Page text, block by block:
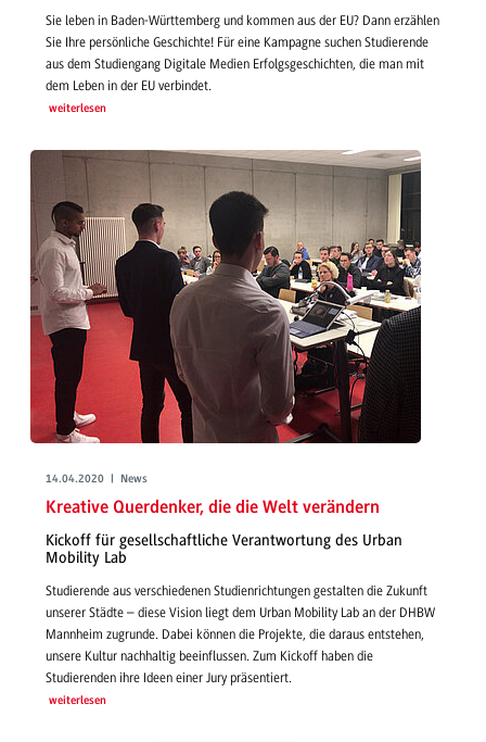
Sie leben in Baden-Württemberg und kommen aus der EU? Dann erzählen
Sie Ihre persönliche Geschichte! Für eine Kampagne suchen Studierende
aus dem Studiengang Digitale Medien Erfolgsgeschichten, die man mit
dem Leben in der EU verbindet.
weiterlesen
14.04.2020 | News
Kreative Querdenker, die die Welt verändern
Kickoff für gesellschaftliche Verantwortung des Urban
Mobility Lab
Studierende aus verschiedenen Studienrichtungen gestalten die Zukunft
unserer Städte – diese Vision liegt dem Urban Mobility Lab an der DHBW
Mannheim zugrunde. Dabei können die Projekte, die daraus entstehen,
unsere Kultur nachhaltig beeinflussen. Zum Kickoff haben die
Studierenden ihre Ideen einer Jury präsentiert.
weiterlesen